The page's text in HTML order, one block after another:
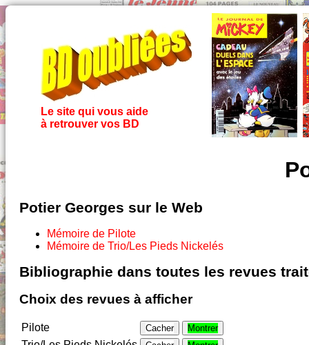
Le site qui vous aide
à retrouver vos BD
Potier Georges sur le Web
Mémoire de Pilote
Mémoire de Trio/Les Pieds Nickelés
Bibliographie dans toutes les revues
Choix des revues à afficher
Pilote Cacher Montrer